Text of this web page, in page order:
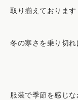
取り揃えております
冬の寒さを乗り切
服装で季節を感じな